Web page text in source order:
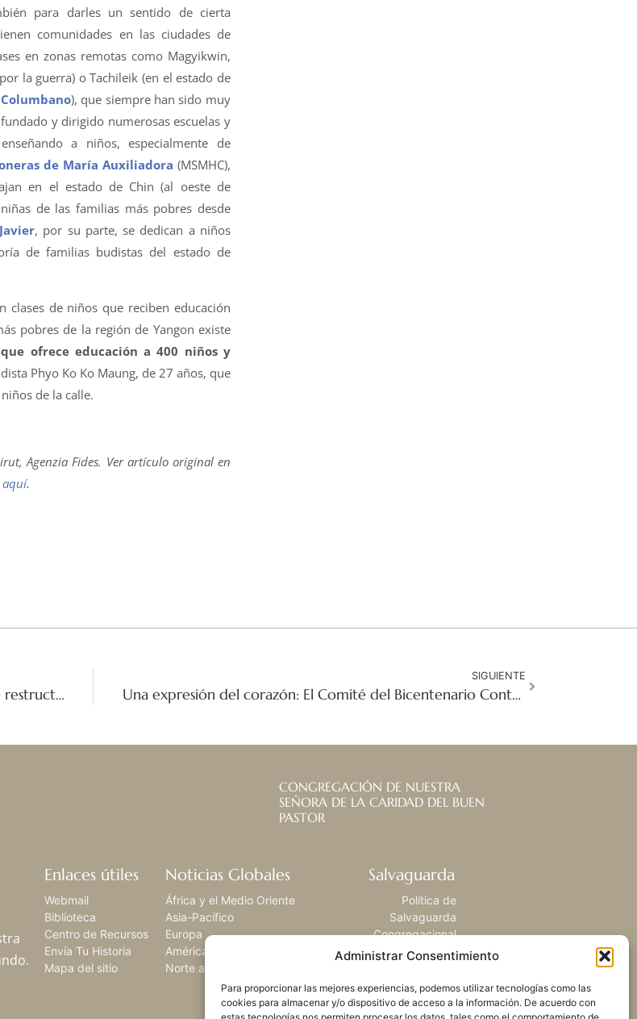
Administrar Consentimiento
Para proporcionar las mejores experiencias, podemos utilizar tecnologías como las
cookies para almacenar y/o dispositivo de acceso a la información. De acuerdo con
para darles un sentido de cierta
comunidades en las ciudades de
en zonas remotas como Magyikwin,
la guerra) o Tachileik (en el estado de
), que siempre han sido muy
y dirigido numerosas escuelas y
a niños, especialmente de
de María Auxiliadora (MSMHC),
en el estado de Chin (al oeste de
de las familias más pobres desde
, por su parte, se dedican a niños
de familias budistas del estado de
clases de niños que reciben educación
pobres de la región de Yangon existe
ofrece educación a 400 niños y
Phyo Ko Ko Maung, de 27 años, que
de la calle.
Agenzia Fides. Ver artículo original en
aquí.
Escuchando con el corazón: La primara asamblea de restructuración en Myanmar
SIGUIENTE
Una expresión del corazón: El Comité del Bicentenario Contemplativo se reúne en Roma
CONGREGACIÓN DE NUESTRA
SEÑORA DE LA CARIDAD DEL BUEN
PASTOR
Enlaces útiles
Webmail
Biblioteca
Centro de Recursos
Envía Tu Historia
Mapa del sitio
Noticias Globales
África y el Medio Oriente
Asia-Pacífico
Europa
América Latina,
Norte américa
Salvaguarda
Política de
Salvaguarda
Congregacional